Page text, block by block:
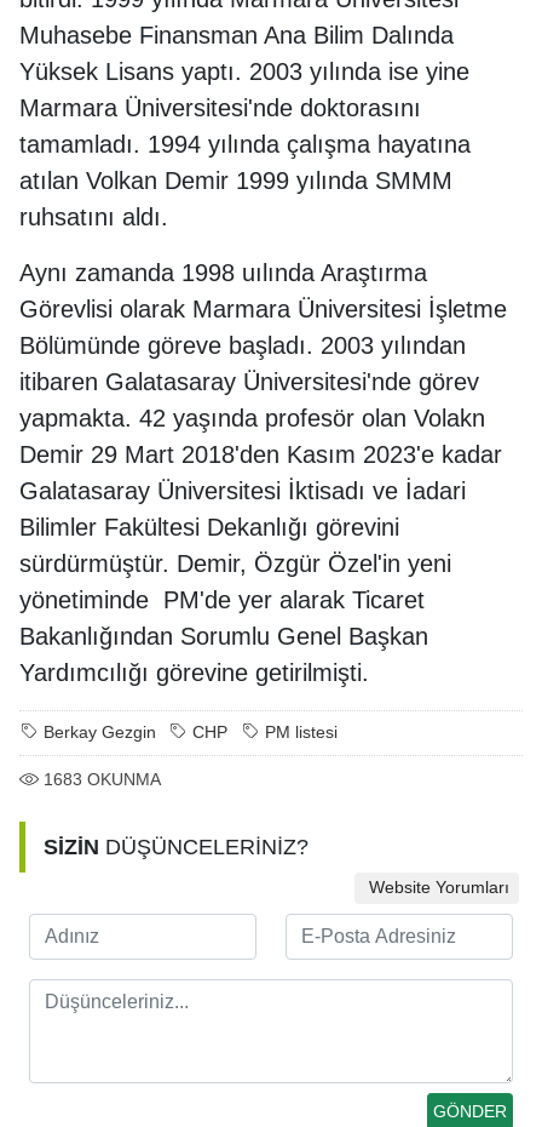
Muhasebe Finansman Ana Bilim Dalında
Yüksek Lisans yaptı. 2003 yılında ise yine
Marmara Üniversitesi'nde doktorasını
tamamladı. 1994 yılında çalışma hayatına
atılan Volkan Demir 1999 yılında SMMM
ruhsatını aldı.
Aynı zamanda 1998 uılında Araştırma
Görevlisi olarak Marmara Üniversitesi İşletme
Bölümünde göreve başladı. 2003 yılından
itibaren Galatasaray Üniversitesi'nde görev
yapmakta. 42 yaşında profesör olan Volakn
Demir 29 Mart 2018'den Kasım 2023'e kadar
Galatasaray Üniversitesi İktisadı ve İadari
Bilimler Fakültesi Dekanlığı görevini
sürdürmüştür. Demir, Özgür Özel'in yeni
yönetiminde PM'de yer alarak Ticaret
Bakanlığından Sorumlu Genel Başkan
Yardımcılığı görevine getirilmişti.
Berkay Gezgin CHP PM listesi
1683 OKUNMA
SİZİN DÜŞÜNCELERİNİZ?
Website Yorumları